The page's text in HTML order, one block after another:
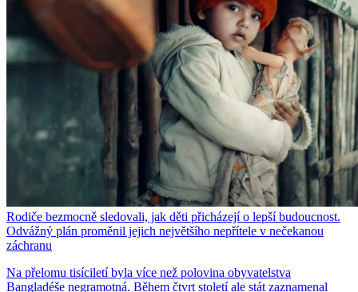
Rodiče bezmocně sledovali, jak děti přicházejí o lepší budoucnost.
Odvážný plán proměnil jejich největšího nepřítele v nečekanou
záchranu
Na přelomu tisíciletí byla více než polovina obyvatelstva
Bangladéše negramotná. Během čtvrt století ale stát zaznamenal